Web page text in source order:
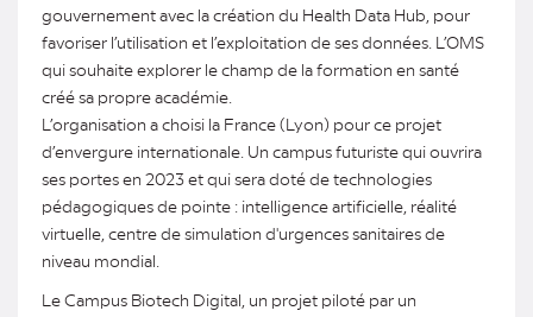
gouvernement avec la création du Health Data Hub, pour
favoriser l’utilisation et l’exploitation de ses données. L’OMS
qui souhaite explorer le champ de la formation en santé
créé sa propre académie.
L’organisation a choisi la France (Lyon) pour ce projet
d’envergure internationale. Un campus futuriste qui ouvrira
ses portes en 2023 et qui sera doté de technologies
pédagogiques de pointe : intelligence artificielle, réalité
virtuelle, centre de simulation d'urgences sanitaires de
niveau mondial.
Le Campus Biotech Digital, un projet piloté par un